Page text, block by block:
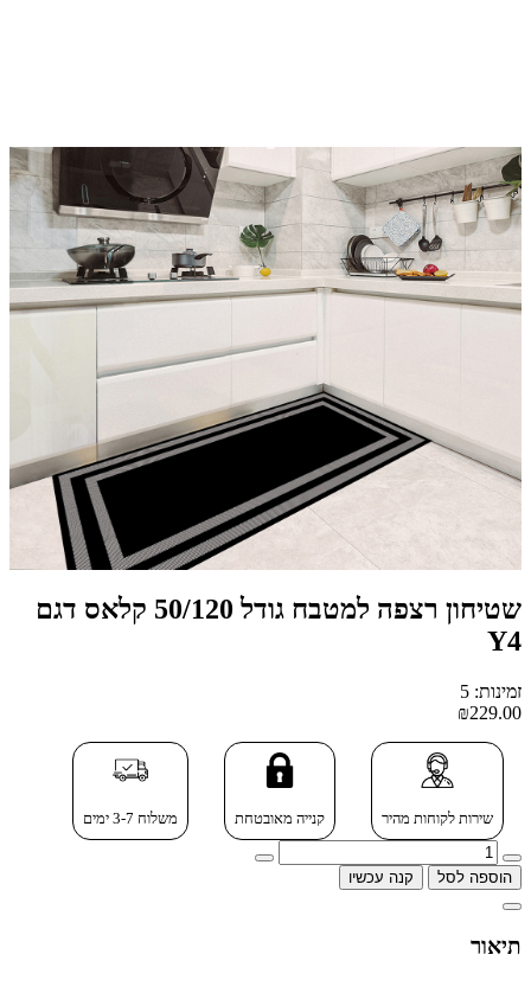
שטיחון רצפה למטבח גודל 50/120 קלאס דגם
Y4
זמינות: 5
₪229.00
שירות לקוחות מהיר קנייה מאובטחת משלוח 3-7 ימים
הוספה לסל קנה עכשיו
תיאור